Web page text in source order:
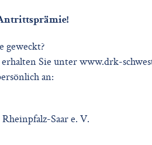
geweckt?
Sie unter www.drk-
an:
Saar e. V.